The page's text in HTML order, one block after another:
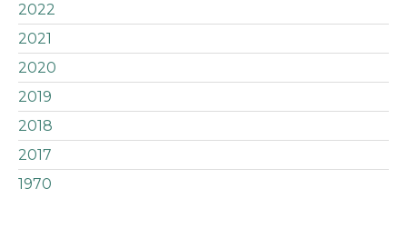
2022
2021
2020
2019
2018
2017
1970